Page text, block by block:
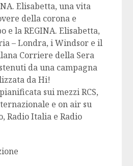
Elisabetta, una vita
della corona e
e la REGINA. Elisabetta,
– Londra, i Windsor e il
Corriere della Sera
da una campagna
da Hi!
sui mezzi RCS,
e on air su
Radio Italia e Radio